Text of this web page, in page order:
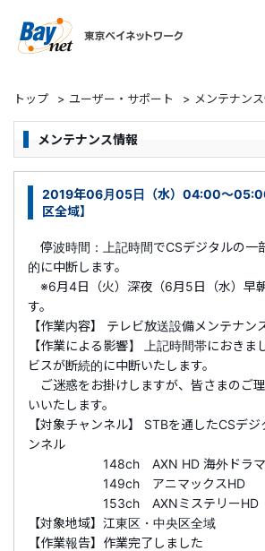
トップ > ユーザー・サポート > メンテナン
メンテナンス情報
2019年06月05日（水）04:00～
区全域】
停波時間：上記時間でCSデジタルの一
的に中断します。
※6月4日（火）深夜（6月5日（水）早
す。
【作業内容】 テレビ放送設備メンテナン
【作業による影響】 上記時間帯におきま
ビスが断続的に中断いたします。
ご迷惑をお掛けしますが、皆さまのご
いいたします。
【対象チャンネル】 STBを通したCSデ
ンネル
148ch AXN HD 海外ドラマ
149ch アニマックスHD
153ch AXNミステリーHD
【対象地域】江東区・中央区全域
【作業報告】作業完了しました